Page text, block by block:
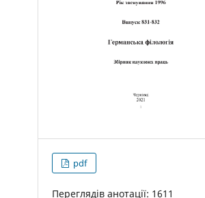
pdf
Переглядів анотації: 1611